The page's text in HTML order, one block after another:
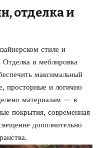
отделка и
стиле и
и меблировка
максимальный
просторные и логично
материалам — в
покрытия, современная
дополнительно